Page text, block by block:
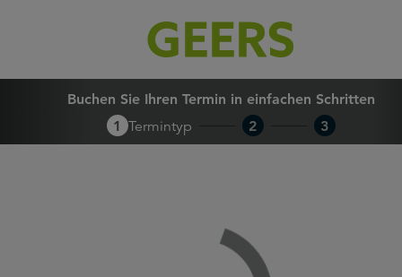
Buchen Sie Ihren Termin in
Buchen Sie Ihren Termin in einfachen Schritten
1 Termintyp 2 3